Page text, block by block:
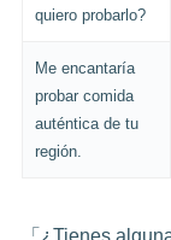
quiero probarlo?
Me encantaría
probar comida
auténtica de tu
región.
「¿Tienes